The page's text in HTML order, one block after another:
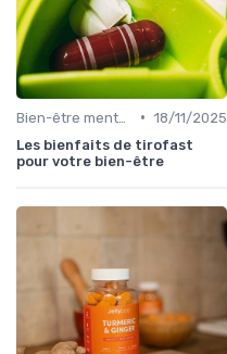
• 18/11/2025
Les bienfaits de tirofast
pour votre bien-être